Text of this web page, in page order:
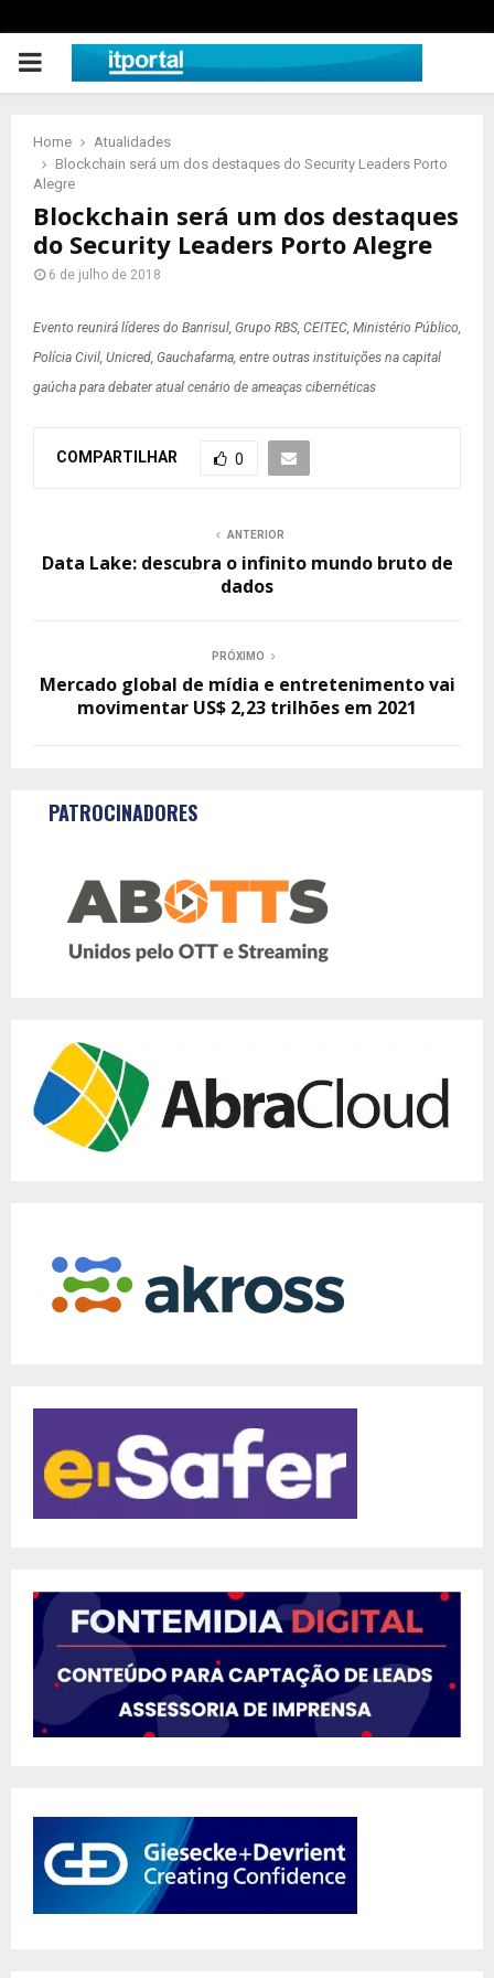
PRIMARY
Home
Atualidades
Blockchain será um dos destaques do Security Leaders Porto
Alegre
Blockchain será um dos destaques
do Security Leaders Porto Alegre
6 de julho de 2018
Evento reunirá líderes do Banrisul, Grupo RBS, CEITEC, Ministério Público,
Polícia Civil, Unicred, Gauchafarma, entre outras instituições na capital
gaúcha para debater atual cenário de ameaças cibernéticas
COMPARTILHAR 0
ANTERIOR
Data Lake: descubra o infinito mundo bruto de
dados
PRÓXIMO
Mercado global de mídia e entretenimento vai
movimentar US$ 2,23 trilhões em 2021
PATROCINADORES